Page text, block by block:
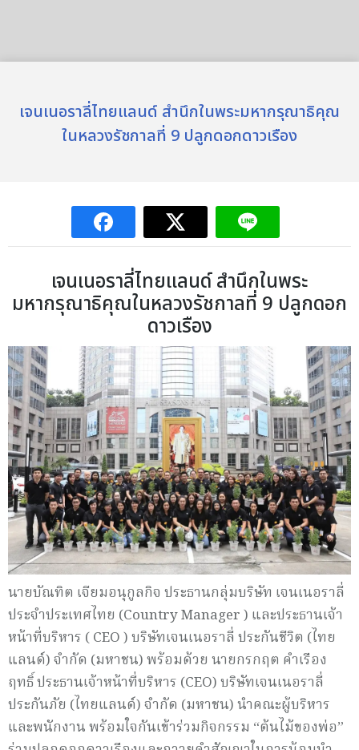
เจนเนอราลี่ไทยแลนด์ สำนึกในพระมหากรุณาธิคุณ
ในหลวงรัชกาลที่ 9 ปลูกดอกดาวเรือง
เจนเนอราลี่ไทยแลนด์ สำนึกในพระ
มหากรุณาธิคุณในหลวงรัชกาลที่ 9 ปลูกดอก
ดาวเรือง
นายบัณทิต เจียมอนุกูลกิจ ประธานกลุ่มบริษัท เจนเนอราลี่
ประจำประเทศไทย (Country Manager ) และประธานเจ้า
หน้าที่บริหาร ( CEO ) บริษัทเจนเนอราลี่ ประกันชีวิต (ไทย
แลนด์) จำกัด (มหาชน) พร้อมด้วย นายกรกฤต คำเรือง
ฤทธิ์ ประธานเจ้าหน้าที่บริหาร (CEO) บริษัทเจนเนอราลี่
ประกันภัย (ไทยแลนด์) จำกัด (มหาชน) นำคณะผู้บริหาร
และพนักงาน พร้อมใจกันเข้าร่วมกิจกรรม “ต้นไม้ของพ่อ”